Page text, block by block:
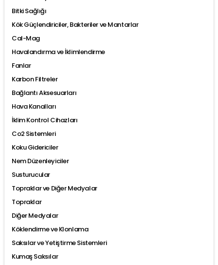
Bitki Sağlığı
Kök Güçlendiriciler, Bakteriler ve Mantarlar
Cal-Mag
Havalandırma ve İklimlendirme
Fanlar
Karbon Filtreler
Bağlantı Aksesuarları
Hava Kanalları
İklim Kontrol Cihazları
Co2 Sistemleri
Koku Gidericiler
Nem Düzenleyiciler
Susturucular
Topraklar ve Diğer Medyalar
Topraklar
Diğer Medyalar
Köklendirme ve Klonlama
Saksılar ve Yetiştirme Sistemleri
Kumaş Saksılar